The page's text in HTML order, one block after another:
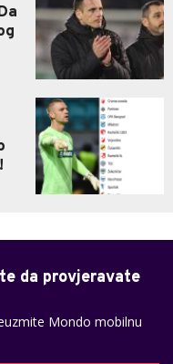
da provjeravate
Mondo mobilnu